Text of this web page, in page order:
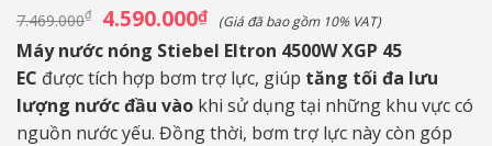
7.469.000₫ Giá
gốc
là:
7.469.000₫.
4.590.000₫Giá
hiện
tại
là:
4.590.000₫.
(Giá đã bao gồm 10% VAT)
Máy nước nóng Stiebel Eltron 4500W XGP 45
EC được tích hợp bơm trợ lực, giúp tăng tối đa lưu
lượng nước đầu vào khi sử dụng tại những khu vực có
nguồn nước yếu. Đồng thời, bơm trợ lực này còn góp